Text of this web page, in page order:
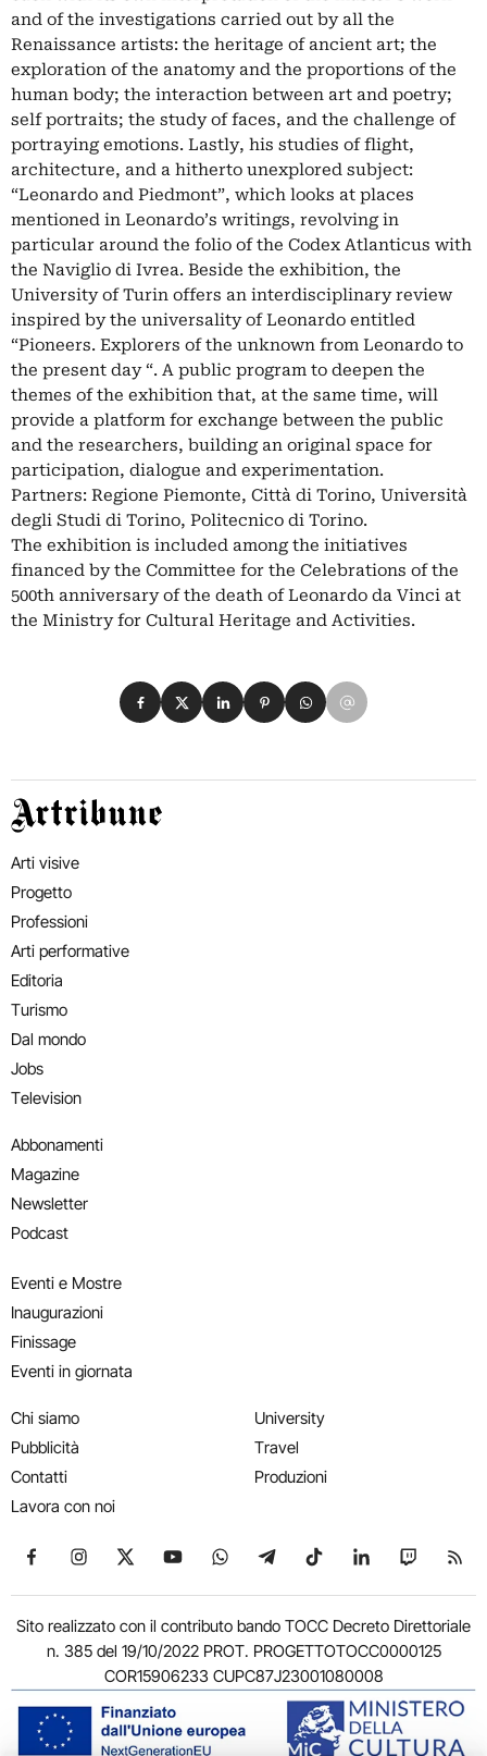
and of the investigations carried out by all the
Renaissance artists: the heritage of ancient art; the
exploration of the anatomy and the proportions of the
human body; the interaction between art and poetry;
self portraits; the study of faces, and the challenge of
portraying emotions. Lastly, his studies of flight,
architecture, and a hitherto unexplored subject:
“Leonardo and Piedmont”, which looks at places
mentioned in Leonardo’s writings, revolving in
particular around the folio of the Codex Atlanticus with
the Naviglio di Ivrea. Beside the exhibition, the
University of Turin offers an interdisciplinary review
inspired by the universality of Leonardo entitled
“Pioneers. Explorers of the unknown from Leonardo to
the present day “. A public program to deepen the
themes of the exhibition that, at the same time, will
provide a platform for exchange between the public
and the researchers, building an original space for
participation, dialogue and experimentation.
Partners: Regione Piemonte, Città di Torino, Università
degli Studi di Torino, Politecnico di Torino.
The exhibition is included among the initiatives
financed by the Committee for the Celebrations of the
500th anniversary of the death of Leonardo da Vinci at
the Ministry for Cultural Heritage and Activities.
Condividi su Facebook
Condividi su X
Condividi su LinkedIn
Condividi su Pinterest
Condividi su WhatsApp
Condividi su Email
Artribune
Arti visive
Progetto
Professioni
Arti performative
Editoria
Turismo
Dal mondo
Jobs
Television
Abbonamenti
Magazine
Newsletter
Podcast
Eventi e Mostre
Inaugurazioni
Finissage
Eventi in giornata
Chi siamo
Pubblicità
Contatti
Lavora con noi
University
Travel
Produzioni
Seguici su Facebook
Seguici su Instagram
Seguici su X
Seguici su YouTube
Seguici su WhatsApp
Seguici su Telegram
Seguici su TikTok
Seguici su
Seguici
Sito realizzato con il contributo bando TOCC Decreto Direttoriale
n. 385 del 19/10/2022 PROT. PROGETTOTOCC0000125
COR15906233 CUPC87J23001080008